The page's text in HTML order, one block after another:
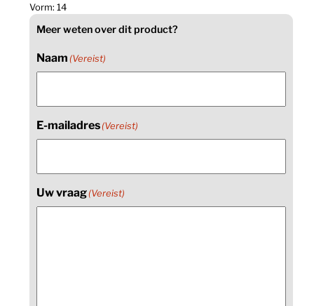
Vorm: 14
Meer weten over dit product?
Naam (Vereist)
E-mailadres(Vereist)
Uw vraag(Vereist)